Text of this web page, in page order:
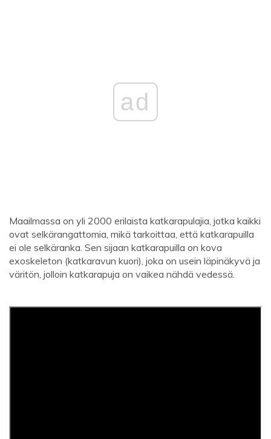
ad
Maailmassa on yli 2000 erilaista katkarapulajia, jotka kaikki
ovat selkärangattomia, mikä tarkoittaa, että katkarapuilla
ei ole selkäranka. Sen sijaan katkarapuilla on kova
exoskeleton (katkaravun kuori), joka on usein läpinäkyvä ja
väritön, jolloin katkarapuja on vaikea nähdä vedessä.